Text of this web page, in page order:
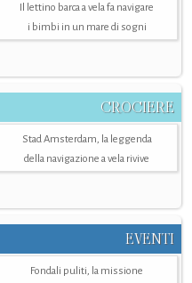
Il lettino barca a vela fa navigare
i bimbi in un mare di sogni
CROCIERE
Stad Amsterdam, la leggenda
della navigazione a vela rivive
EVENTI
Fondali puliti, la missione